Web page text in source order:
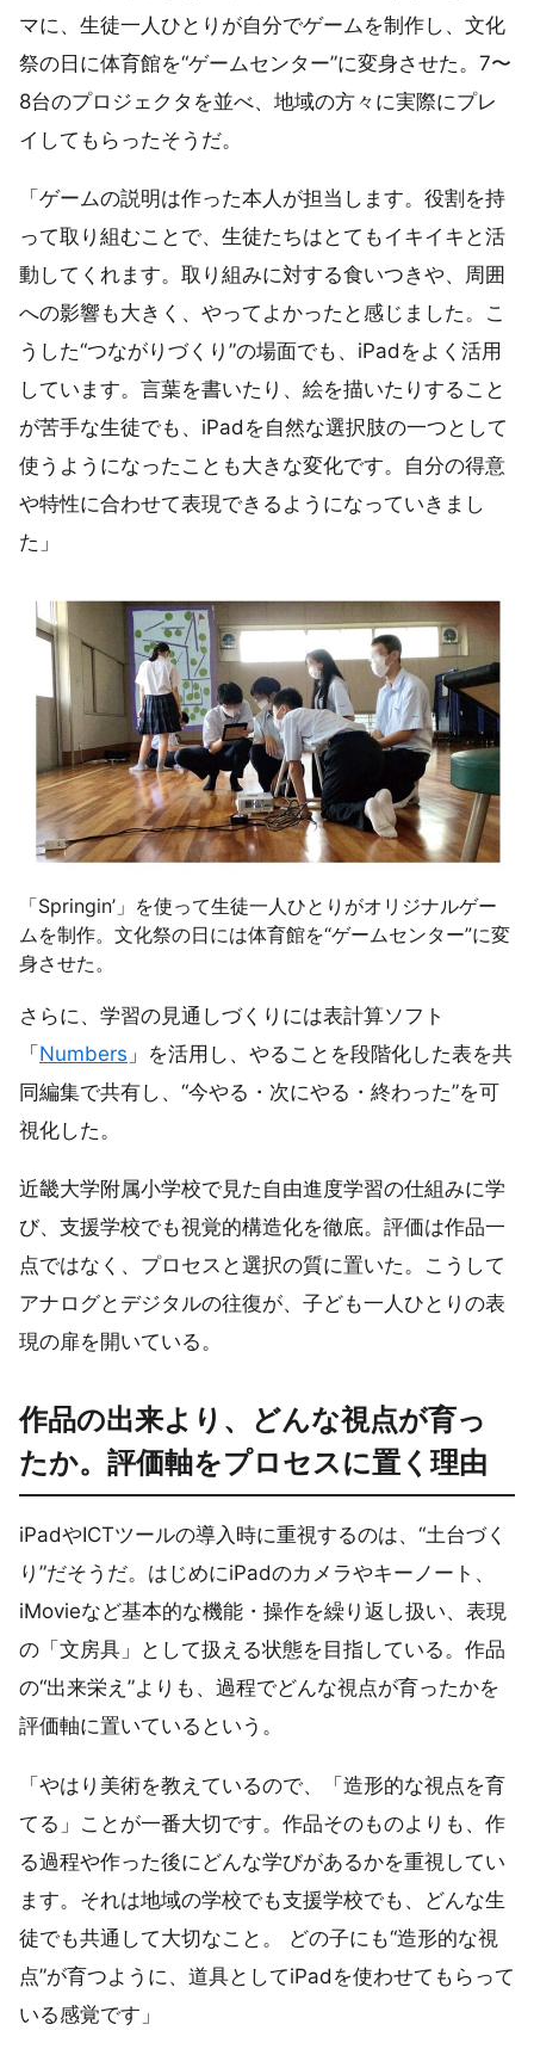
マに、生徒一人ひとりが自分でゲームを制作し、文化
祭の日に体育館を“ゲームセンター”に変身させた。7〜
8台のプロジェクタを並べ、地域の方々に実際にプレ
イしてもらったそうだ。
「ゲームの説明は作った本人が担当します。役割を持
って取り組むことで、生徒たちはとてもイキイキと活
動してくれます。取り組みに対する食いつきや、周囲
への影響も大きく、やってよかったと感じました。こ
うした“つながりづくり”の場面でも、iPadをよく活用
しています。言葉を書いたり、絵を描いたりすること
が苦手な生徒でも、iPadを自然な選択肢の一つとして
使うようになったことも大きな変化です。自分の得意
や特性に合わせて表現できるようになっていきまし
た」
「Springin’」を使って生徒一人ひとりがオリジナルゲー
ムを制作。文化祭の日には体育館を“ゲームセンター”に変
身させた。
さらに、学習の見通しづくりには表計算ソフト
「Numbers 」を活用し、やることを段階化した表を共
同編集で共有し、“今やる・次にやる・終わった”を可
視化した。
近畿大学附属小学校で見た自由進度学習の仕組みに学
び、支援学校でも視覚的構造化を徹底。評価は作品一
点ではなく、プロセスと選択の質に置いた。こうして
アナログとデジタルの往復が、子ども一人ひとりの表
現の扉を開いている。
作品の出来より、どんな視点が育っ
たか。評価軸をプロセスに置く理由
iPadやICTツールの導入時に重視するのは、“土台づく
り”だそうだ。はじめにiPadのカメラやキーノート、
iMovieなど基本的な機能・操作を繰り返し扱い、表現
の「文房具」として扱える状態を目指している。作品
の“出来栄え”よりも、過程でどんな視点が育ったかを
評価軸に置いているという。
「やはり美術を教えているので、「造形的な視点を育
てる」ことが一番大切です。作品そのものよりも、作
る過程や作った後にどんな学びがあるかを重視してい
ます。それは地域の学校でも支援学校でも、どんな生
徒でも共通して大切なこと。 どの子にも“造形的な視
点”が育つように、道具としてiPadを使わせてもらって
いる感覚です」